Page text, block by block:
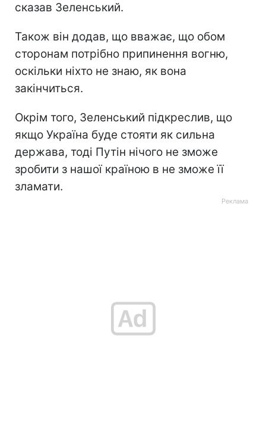
сказав Зеленський.
Також він додав, що вважає, що обом
сторонам потрібно припинення вогню,
оскільки ніхто не знаю, як вона
закінчиться.
Окрім того, Зеленський підкреслив, що
якщо Україна буде стояти як сильна
держава, тоді Путін нічого не зможе
зробити з нашої країною в не зможе її
зламати.